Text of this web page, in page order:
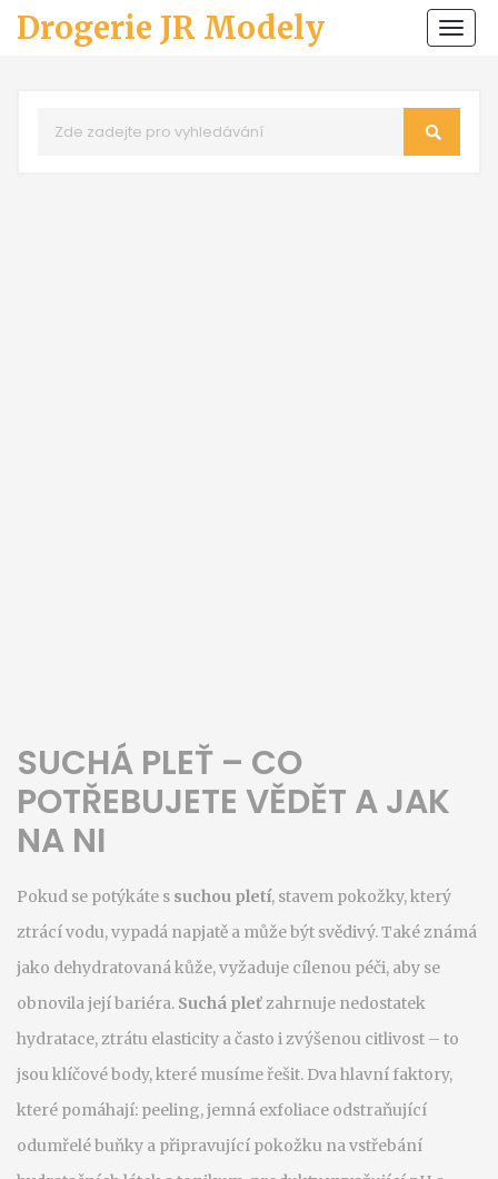
Drogerie JR Modely
SUCHÁ PLEŤ – CO
POTŘEBUJETE VĚDĚT A JAK
NA NI
Pokud se potýkáte s suchou pletí, stavem pokožky, který
ztrácí vodu, vypadá napjatě a může být svědivý. Také známá
jako dehydratovaná kůže, vyžaduje cílenou péči, aby se
obnovila její bariéra. Suchá pleťzahrnuje nedostatek
hydratace, ztrátu elasticity a často i zvýšenou citlivost – to
jsou klíčové body, které musíme řešit. Dva hlavní faktory,
které pomáhají: peeling,jemná exfoliace odstraňující
odumřelé buňky a připravující pokožku na vstřebání